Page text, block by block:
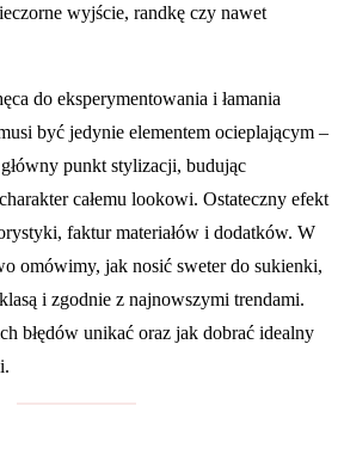
wyjście, randkę czy nawet
do eksperymentowania i łamania
być jedynie elementem ocieplającym –
punkt stylizacji, budując
całemu lookowi. Ostateczny efekt
faktur materiałów i dodatków. W
omówimy, jak nosić sweter do sukienki,
i zgodnie z najnowszymi trendami.
błędów unikać oraz jak dobrać idealny